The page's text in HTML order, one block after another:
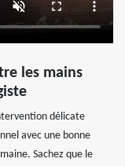
les mains
délicate
avec une bonne
Sachez que le